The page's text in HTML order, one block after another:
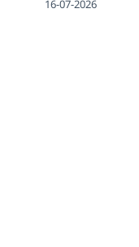
16-07-2026